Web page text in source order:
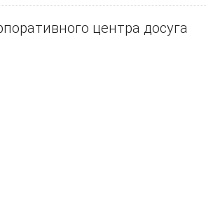
центра досуга